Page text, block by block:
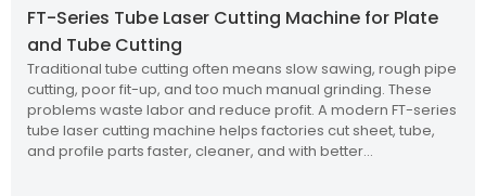
FT-Series Tube Laser Cutting Machine for Plate
and Tube Cutting
Traditional tube cutting often means slow sawing, rough pipe
cutting, poor fit-up, and too much manual grinding. These
problems waste labor and reduce profit. A modern FT-series
tube laser cutting machine helps factories cut sheet, tube,
and profile parts faster, cleaner, and with better